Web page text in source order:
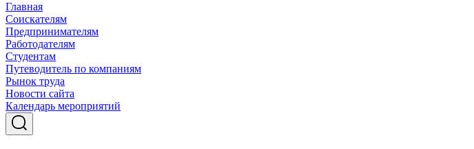
Главная
Соискателям
Предпринимателям
Работодателям
Студентам
Путеводитель по компаниям
Рынок труда
Новости сайта
Календарь мероприятий